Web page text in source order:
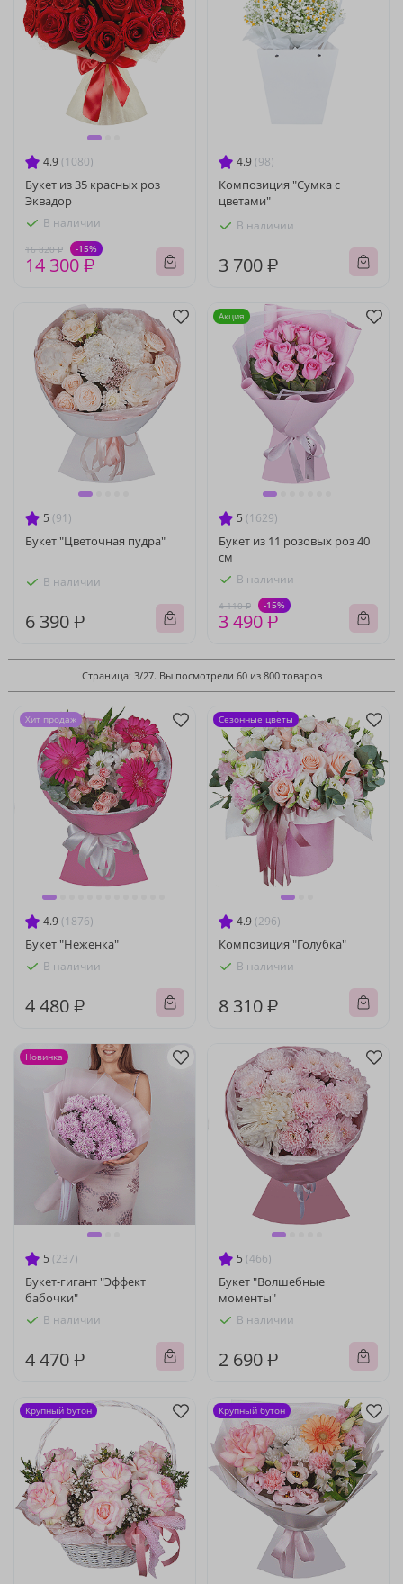
4.9 (1080)
Букет из 35 красных роз
Эквадор
В наличии
16 820 ₽ -15%
14 300 ₽
4.9 (98)
Композиция "Сумка с
цветами"
В наличии
3 700 ₽
5 (91)
Букет "Цветочная пудра"
В наличии
6 390 ₽
5 (1629)
Букет из 11 розовых роз 40
см
В наличии
4 110 ₽ -15%
3 490 ₽
Акция
Страница: 3/27. Вы посмотрели 60 из 800 товаров
4.9 (1876)
Букет "Неженка"
В наличии
4 480 ₽
Хит продаж
4.9 (296)
Композиция "Голубка"
В наличии
8 310 ₽
Сезонные цветы
5 (237)
Букет-гигант "Эффект
бабочки"
В наличии
4 470 ₽
Новинка
5 (466)
Букет "Волшебные
моменты"
В наличии
2 690 ₽
Крупный бутон Крупный бутон